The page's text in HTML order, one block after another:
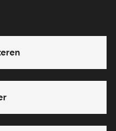
Bel ons op088